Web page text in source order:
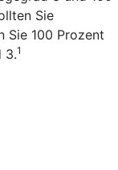
Sie
Sie 100 Prozent
3.1